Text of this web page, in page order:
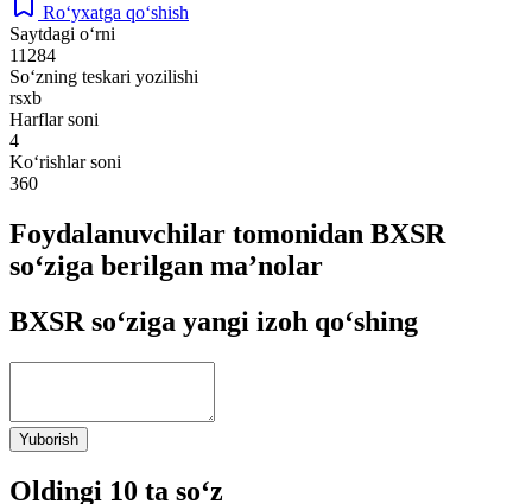
Ro‘yxatga qo‘shish
Saytdagi o‘rni
11284
So‘zning teskari yozilishi
rsxb
Harflar soni
4
Ko‘rishlar soni
360
Foydalanuvchilar tomonidan BXSR
so‘ziga berilgan ma’nolar
BXSR so‘ziga yangi izoh qo‘shing
Yuborish
Oldingi 10 ta so‘z